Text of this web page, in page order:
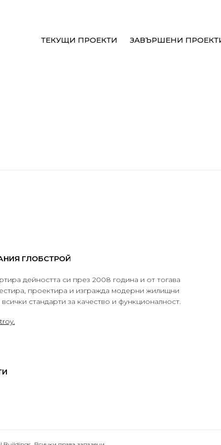
ТЕКУЩИ ПРОЕКТИ ЗАВЪРШЕНИ
ГЛОБСТРОЙ
дейността си през 2008 година и от тогава
проектира и изгражда модерни жилищни
стандарти за качество и функционалност.